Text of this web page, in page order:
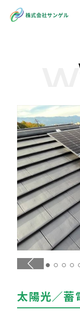
事業内容
省エネ機器販
住宅総合リフ
外壁洗浄
エアコンクリ
施工実績
採用情報
お問い合わせ
お知らせ
太陽光／蓄